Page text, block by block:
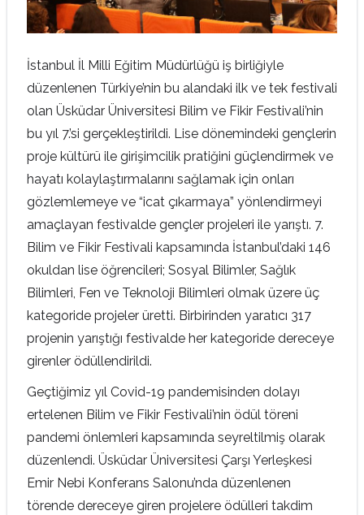
İstanbul İl Milli Eğitim Müdürlüğü iş birliğiyle
düzenlenen Türkiye’nin bu alandaki ilk ve tek festivali
olan Üsküdar Üniversitesi Bilim ve Fikir Festivali’nin
bu yıl 7.’si gerçekleştirildi. Lise dönemindeki gençlerin
proje kültürü ile girişimcilik pratiğini güçlendirmek ve
hayatı kolaylaştırmalarını sağlamak için onları
gözlemlemeye ve “icat çıkarmaya” yönlendirmeyi
amaçlayan festivalde gençler projeleri ile yarıştı. 7.
Bilim ve Fikir Festivali kapsamında İstanbul’daki 146
okuldan lise öğrencileri; Sosyal Bilimler, Sağlık
Bilimleri, Fen ve Teknoloji Bilimleri olmak üzere üç
kategoride projeler üretti. Birbirinden yaratıcı 317
projenin yarıştığı festivalde her kategoride dereceye
girenler ödüllendirildi.
Geçtiğimiz yıl Covid-19 pandemisinden dolayı
ertelenen Bilim ve Fikir Festivali’nin ödül töreni
pandemi önlemleri kapsamında seyreltilmiş olarak
düzenlendi. Üsküdar Üniversitesi Çarşı Yerleşkesi
Emir Nebi Konferans Salonu’nda düzenlenen
törende dereceye giren projelere ödülleri takdim